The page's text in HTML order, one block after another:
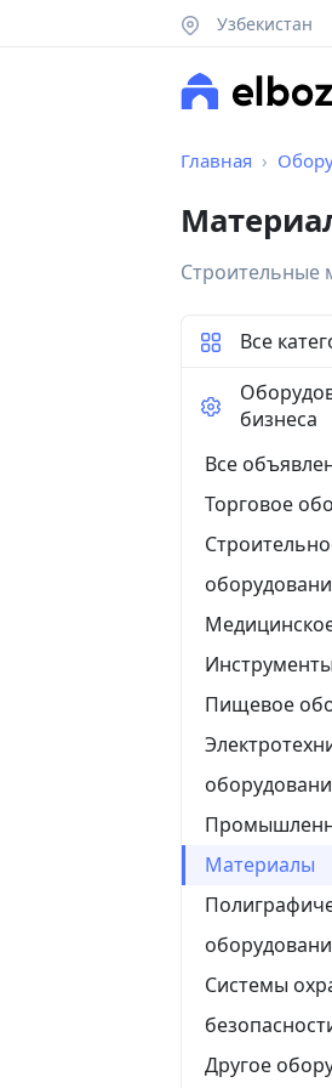
Узбекистан
Главная
Строительные
Все
бизнеса
Все
Торговое
Инструменты
Пищевое
Материалы
Системы
Другое